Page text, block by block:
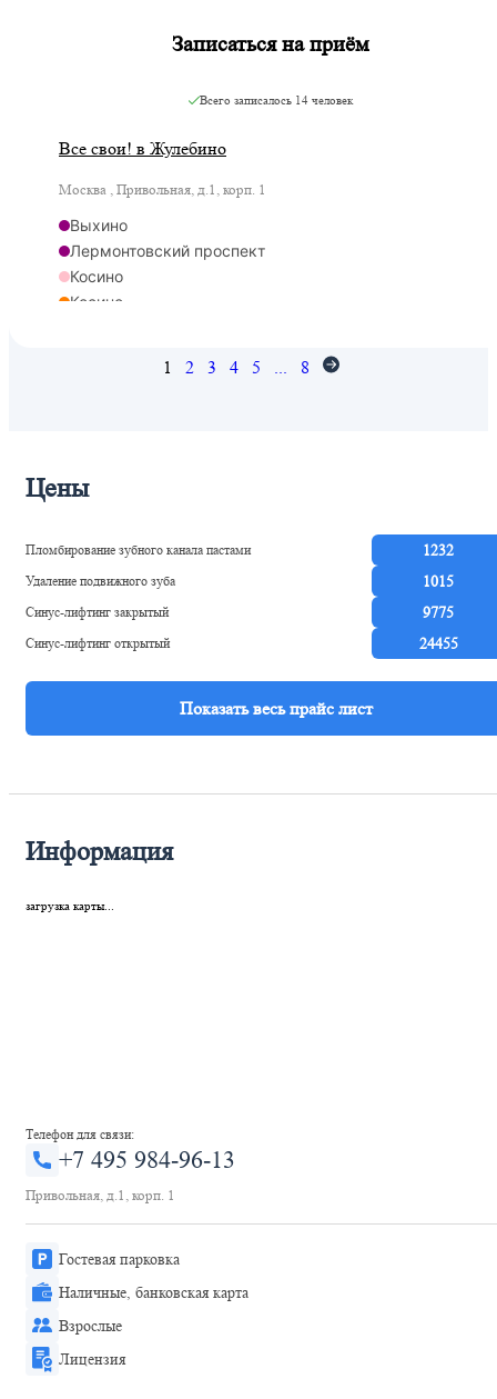
Записаться на приём
Всего записалось 14 человек
Все свои! в Жулебино
Москва , Привольная, д.1, корп. 1
Выхино
Лермонтовский проспект
Косино
Косино
1 2 3 4 5 8
Цены
Пломбирование зубного канала пастами 1232
Удаление подвижного зуба 1015
Синус-лифтинг закрытый 9775
Синус-лифтинг открытый 24455
Информация
загрузка карты...
Телефон для связи:
+7 495 984-96-13
Привольная, д.1, корп. 1
Гостевая парковка
Наличные, банковская карта
Взрослые
Лицензия